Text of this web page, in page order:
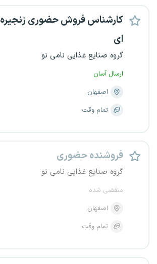
کارشناس فروش حضوری زنجیره
ای
گروه صنایع غذایی نامی نو
ارسال آسان
اصفهان
تمام وقت
فروشنده حضوری
گروه صنایع غذایی نامی نو
منقضی شده
اصفهان
تمام وقت